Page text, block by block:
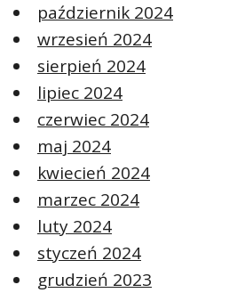
październik 2024
wrzesień 2024
sierpień 2024
lipiec 2024
czerwiec 2024
maj 2024
kwiecień 2024
marzec 2024
luty 2024
styczeń 2024
grudzień 2023